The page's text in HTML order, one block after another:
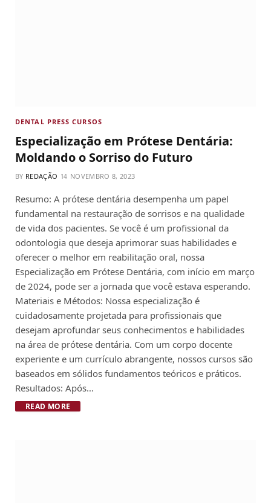
DENTAL PRESS CURSOS
Especialização em Prótese Dentária:
Moldando o Sorriso do Futuro
BY REDAÇÃO NOVEMBRO 8, 2023
Resumo: A prótese dentária desempenha um papel
fundamental na restauração de sorrisos e na qualidade
de vida dos pacientes. Se você é um profissional da
odontologia que deseja aprimorar suas habilidades e
oferecer o melhor em reabilitação oral, nossa
Especialização em Prótese Dentária, com início em março
de 2024, pode ser a jornada que você estava esperando.
Materiais e Métodos: Nossa especialização é
cuidadosamente projetada para profissionais que
desejam aprofundar seus conhecimentos e habilidades
na área de prótese dentária. Com um corpo docente
experiente e um currículo abrangente, nossos cursos são
baseados em sólidos fundamentos teóricos e práticos.
Resultados: Após…
READ MORE